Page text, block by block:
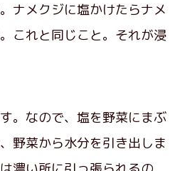
ナメクジに塩かけたらナメ
これと同じこと。それが浸
。なので、塩を野菜にまぶ
野菜から水分を引き出しま